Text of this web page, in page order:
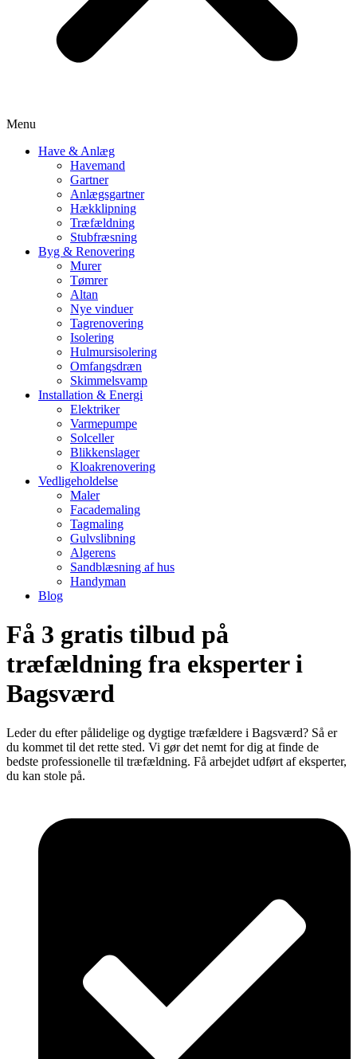
Menu
Have & Anlæg
Havemand
Gartner
Anlægsgartner
Hækklipning
Træfældning
Stubfræsning
Byg & Renovering
Murer
Tømrer
Altan
Nye vinduer
Tagrenovering
Isolering
Hulmursisolering
Omfangsdræn
Skimmelsvamp
Installation & Energi
Elektriker
Varmepumpe
Solceller
Blikkenslager
Kloakrenovering
Vedligeholdelse
Maler
Facademaling
Tagmaling
Gulvslibning
Algerens
Sandblæsning af hus
Handyman
Blog
Få 3 gratis tilbud på
træfældning fra eksperter i
Bagsværd
Leder du efter pålidelige og dygtige træfældere i Bagsværd? Så er
du kommet til det rette sted. Vi gør det nemt for dig at finde de
bedste professionelle til træfældning. Få arbejdet udført af eksperter,
du kan stole på.